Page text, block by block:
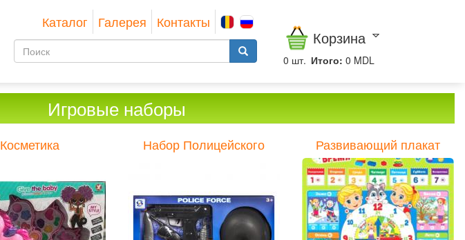
Каталог Галерея Контакты
Форма Корзина
0 шт. Итого: 0 MDL
Игровые наборы
Косметика Набор Полицейского Развивающий плакат